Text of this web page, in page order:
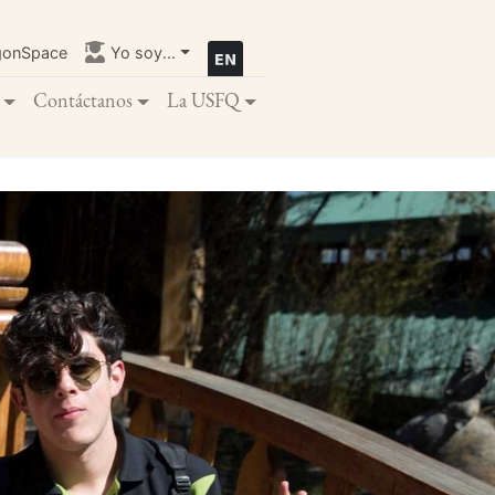
Yo soy...
Contáctanos La USFQ